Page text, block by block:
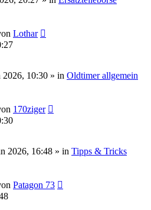
Lothar
2026, 10:30 » in Oldtimer allgemein
170ziger
2026, 16:48 » in Tipps & Tricks
Patagon 73